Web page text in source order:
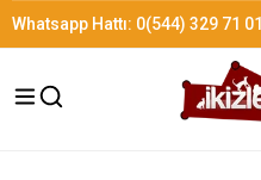
Whatsapp Hattı: 0(544) 329 71 01